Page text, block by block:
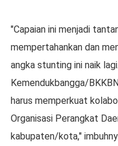
"Capaian ini menjadi
mempertahankan dan
angka stunting ini naik
Kemendukbangga/
harus memperkuat
Organisasi Perangkat
kabupaten/kota,"